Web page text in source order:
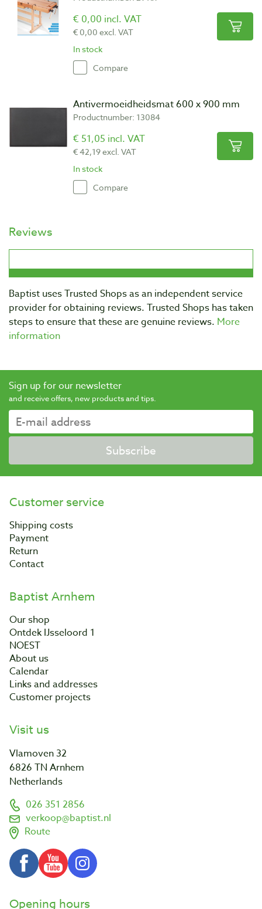
€ 0,00 incl. VAT
€ 0,00 excl. VAT
In stock
Compare
Antivermoeidheidsmat 600 x 900 mm
Productnumber: 13084
€ 51,05 incl. VAT
€ 42,19 excl. VAT
In stock
Compare
Reviews
Baptist uses Trusted Shops as an independent service
provider for obtaining reviews. Trusted Shops has taken
steps to ensure that these are genuine reviews. More
information
Sign up for our newsletter
and receive offers, new products and tips.
Subscribe
Customer service
Shipping costs
Payment
Return
Contact
Baptist Arnhem
Our shop
Ontdek IJsseloord 1
NOEST
About us
Calendar
Links and addresses
Customer projects
Visit us
Vlamoven 32
6826 TN Arnhem
Netherlands
026 351 2856
verkoop@baptist.nl
Route
Opening hours